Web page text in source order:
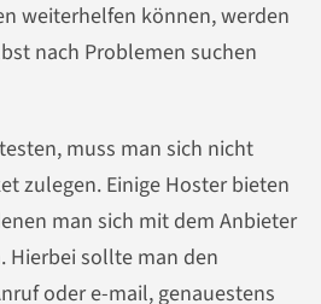
weiterhelfen können, werden
nach Problemen suchen
muss man sich nicht
zulegen. Einige Hoster bieten
man sich mit dem Anbieter
Hierbei sollte man den
oder e-mail, genauestens